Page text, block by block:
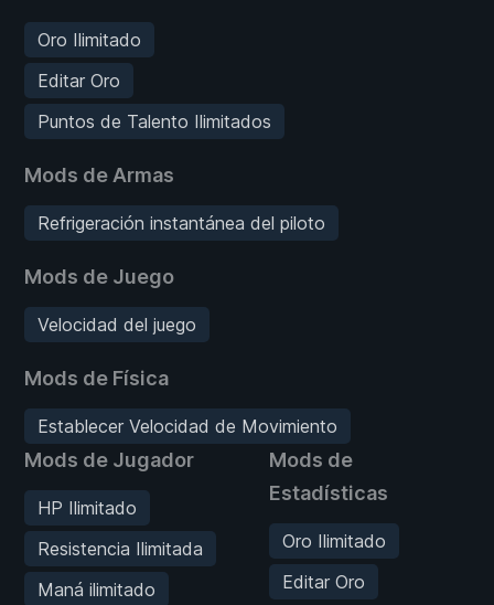
Oro Ilimitado
Editar Oro
Puntos de Talento Ilimitados
Mods de Armas
Refrigeración instantánea del piloto
Mods de Juego
Velocidad del juego
Mods de Física
Establecer Velocidad de Movimiento
Mods de Jugador
HP Ilimitado
Resistencia Ilimitada
Maná ilimitado
Mods de
Estadísticas
Oro Ilimitado
Editar Oro